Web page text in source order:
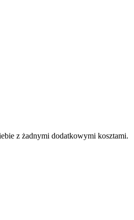
z żadnymi dodatkowymi kosztami.